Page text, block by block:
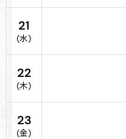
21
(水)
22
(木)
23
(金)